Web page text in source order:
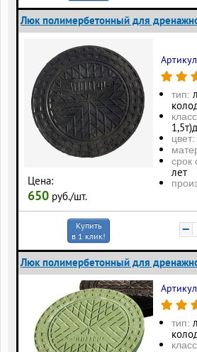
Люк полимербетонный для
Цена:
650 руб./шт.
тип:
цвет:
срок
лет
Купить
в 1 клик!
−
Люк полимербетонный для
тип: